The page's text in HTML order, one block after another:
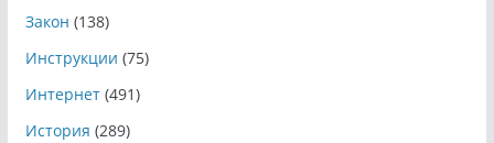
Закон (138)
Инструкции (75)
Интернет(491)
История (289)